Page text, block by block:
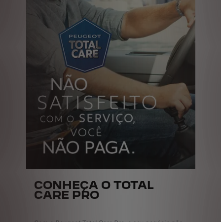
CONHEÇA O TOTAL
CARE PRO